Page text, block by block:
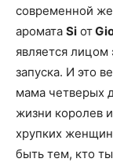
современной
аромата Si от
является лицом
запуска. И это
мама четверых
жизни королев
хрупких
быть тем, кто